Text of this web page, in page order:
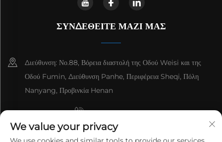
ΣΥΝΔΕΘΕΙΤΕ ΜΑΖΙ ΜΑΣ
Διεύθυνση: Νο.88, Βόρεια διαστολή της Οδού Weisi και της
Οδού Fumin, Διεύθυνση Panhe, Περιφέρεια Sheqi, Πόλη
Nanyang, Προβινκία Henan
+8615993153189
+86-13137795975
We value your privacy